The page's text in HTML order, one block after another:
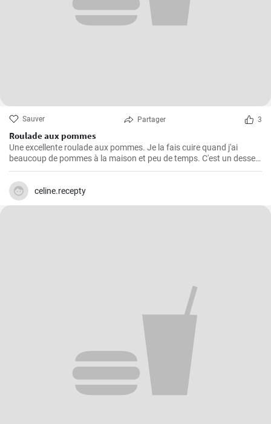
Sauver Partager 3
Roulade aux pommes
Une excellente roulade aux pommes. Je la fais cuire quand j'ai
beaucoup de pommes à la maison et peu de temps. C'est un dessert
rapide et facile qui plait toujours.
celine.recepty